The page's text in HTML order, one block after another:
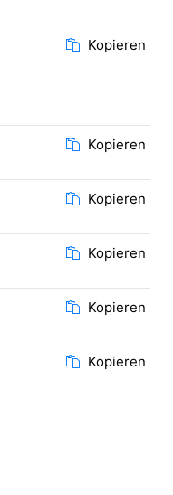
Kopieren
Kopieren
Kopieren
Kopieren
Kopieren
Kopieren